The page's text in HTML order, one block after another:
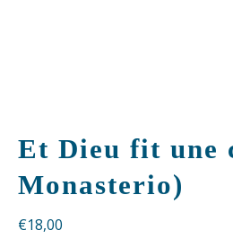
Et Dieu fit une
Monasterio)
€18,00